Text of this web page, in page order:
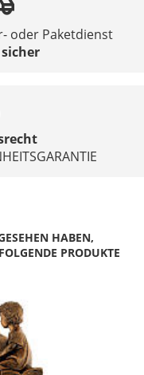
oder Paketdienst
HABEN,
PRODUKTE